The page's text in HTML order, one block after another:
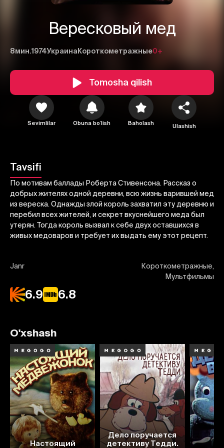
Вересковый мед
8мин.1974Украина Короткометражные0+
Tomosha qilish
Sevimlilar Obuna boʻlish Baholash Ulashish
Tavsifi
По мотивам баллады Роберта Стивенсона. Рассказ о
добрых жителях одной деревни, всю жизнь варившей мед
из вереска. Однажды злой король захватил эту деревню и
перебил всех жителей, и секрет вкуснейшего меда был
утерян. Тогда король вызвал к себе двух оставшихся в
живых медоваров и требует их выдать ему этот рецепт.
Janr
Короткометражные,
Мультфильмы
6.9 6.8
1 2
O'xshash
Настоящий
5.1
Дело поручается
детективу Тедди.
6.7 7.1